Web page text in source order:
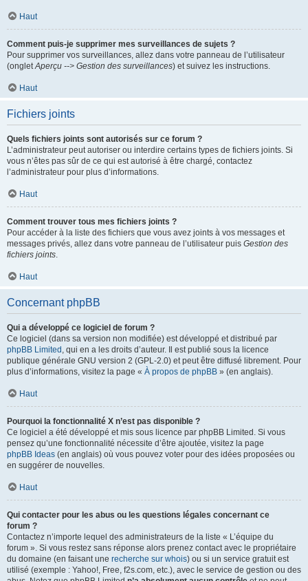
Haut
Comment puis-je supprimer mes surveillances de sujets ?
Pour supprimer vos surveillances, allez dans votre panneau de l’utilisateur
(ongletAperçu --> Gestion des surveillances) et suivez les instructions.
Haut
Fichiers joints
Quels fichiers joints sont autorisés sur ce forum ?
L’administrateur peut autoriser ou interdire certains types de fichiers joints. Si
vous n’êtes pas sûr de ce qui est autorisé à être chargé, contactez
l’administrateur pour plus d’informations.
Haut
Comment trouver tous mes fichiers joints ?
Pour accéder à la liste des fichiers que vous avez joints à vos messages et
messages privés, allez dans votre panneau de l’utilisateur puis Gestion des
fichiers joints.
Haut
Concernant phpBB
Qui a développé ce logiciel de forum ?
Ce logiciel (dans sa version non modifiée) est développé et distribué par
phpBB Limited , qui en a les droits d’auteur. Il est publié sous la licence
publique générale GNU version 2 (GPL-2.0) et peut être diffusé librement. Pour
plus d’informations, visitez la page « À propos de phpBB » (en anglais).
Haut
Pourquoi la fonctionnalité X n’est pas disponible ?
Ce logiciel a été développé et mis sous licence par phpBB Limited. Si vous
pensez qu’une fonctionnalité nécessite d’être ajoutée, visitez la page
phpBB Ideas (en anglais) où vous pouvez voter pour des idées proposées ou
en suggérer de nouvelles.
Haut
Qui contacter pour les abus ou les questions légales concernant ce
forum ?
Contactez n’importe lequel des administrateurs de la liste « L’équipe du
forum ». Si vous restez sans réponse alors prenez contact avec le propriétaire
du domaine (en faisant une recherche sur whois) ou si un service gratuit est
utilisé (exemple : Yahoo!, Free, f2s.com, etc.), avec le service de gestion ou des